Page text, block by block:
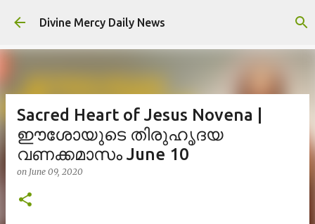
Skip to main content
Divine Mercy Daily News
Sacred Heart of Jesus Novena |
ഈശോയുടെ തിരുഹൃദയ
വണക്കമാസം June 10
on June 09, 2020